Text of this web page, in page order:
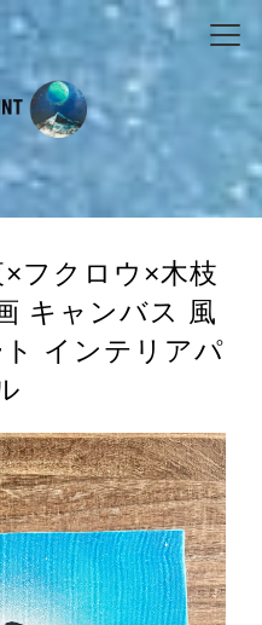
×フクロウ×木枝
キャンバス 風
インテリアパ